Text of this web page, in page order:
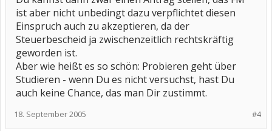
ist aber nicht unbedingt dazu verpflichtet diesen
Einspruch auch zu akzeptieren, da der
Steuerbescheid ja zwischenzeitlich rechtskräftig
geworden ist.
Aber wie heißt es so schön: Probieren geht über
Studieren - wenn Du es nicht versuchst, hast Du
auch keine Chance, das man Dir zustimmt.
#4
18. September 2005